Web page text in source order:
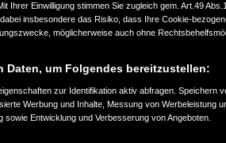
Ihrer Einwilligung stimmen Sie zugleich gem. Art.49
insbesondere das Risiko, dass Ihre Cookie-
möglicherweise auch ohne
Daten, um Folgendes bereitzustellen:
zur Identifikation aktiv abfragen. Speichern
Werbung und Inhalte, Messung von Werbeleistung
Entwicklung und Verbesserung von Angeboten.